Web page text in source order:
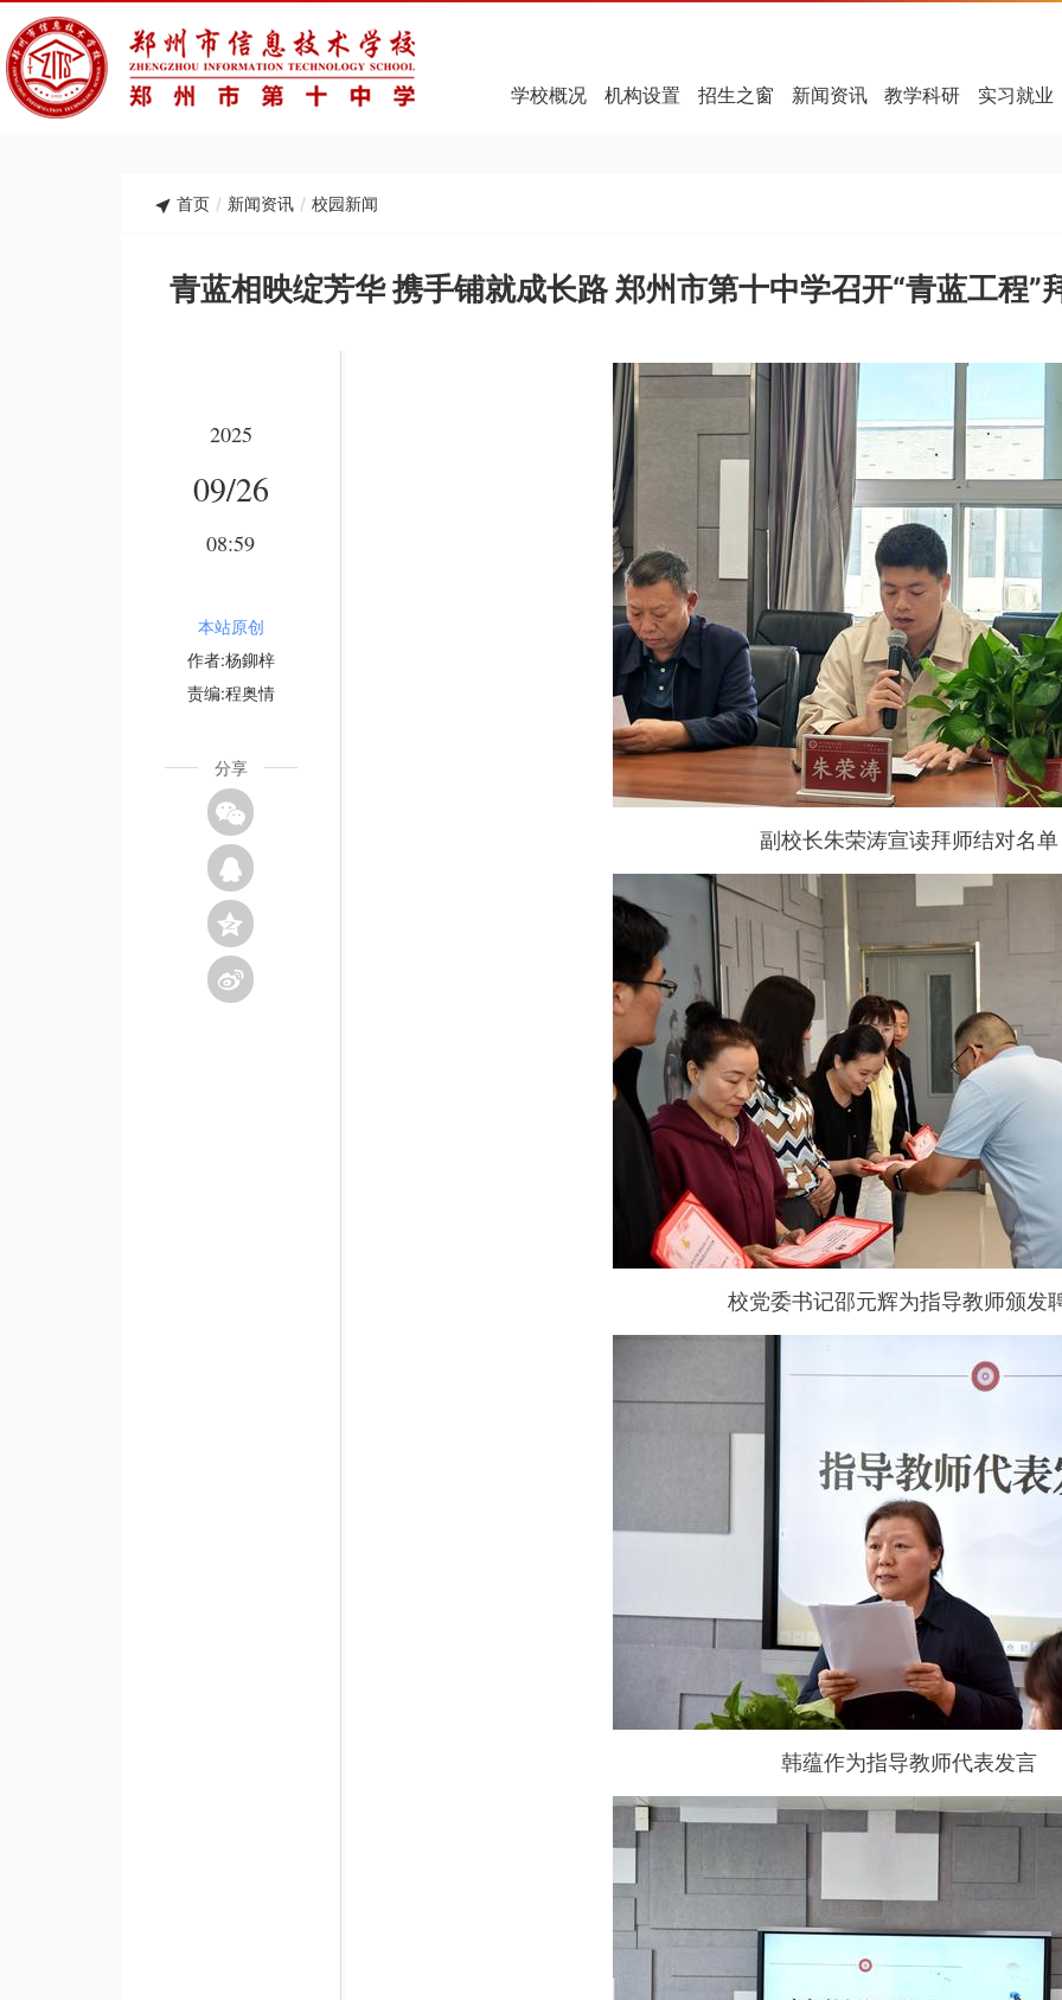
学校概况 机构设置 招生之窗 新闻资讯 教学科研 实习就业
首页 / 新闻资讯 / 校园新闻
青蓝相映绽芳华 携手铺就成长路 郑州市第十中学召开“青蓝工程”
2025
09/26
08:59
本站原创
作者:杨鉚梓
责编:程奥情
分享
副校长朱荣涛宣读拜师结对名单
校党委书记邵元辉为指导教师颁发
韩蕴作为指导教师代表发言